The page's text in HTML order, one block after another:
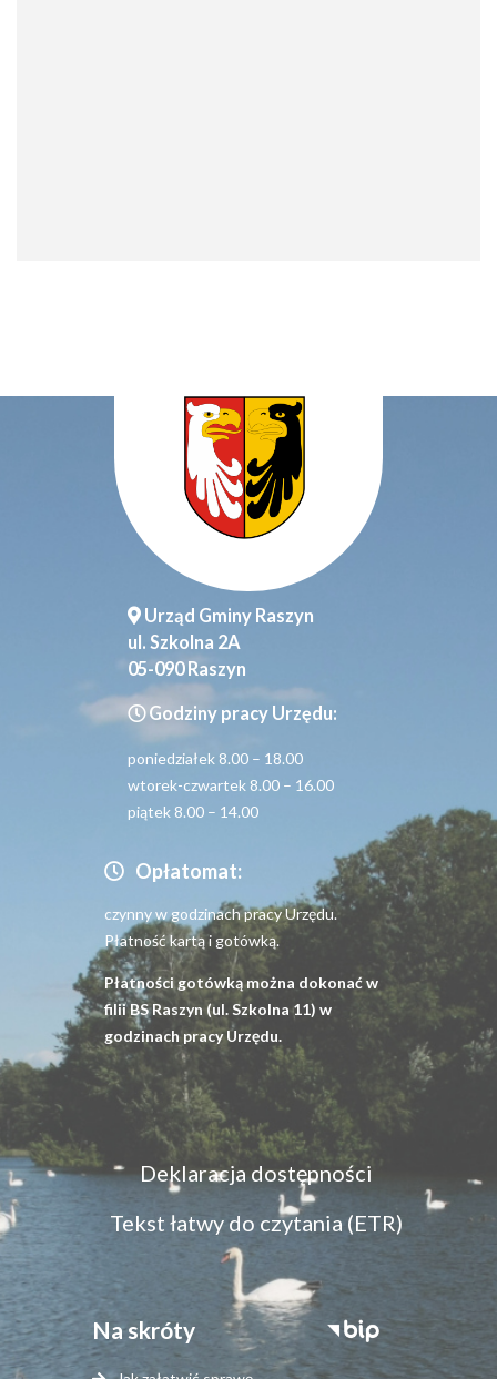
Urząd Gminy Raszyn
ul. Szkolna 2A
05-090 Raszyn
Godziny pracy Urzędu:
poniedziałek 8.00 – 18.00
wtorek-czwartek 8.00 – 16.00
piątek 8.00 – 14.00
Opłatomat:
czynny w godzinach pracy Urzędu.
Płatność kartą i gotówką.
Płatności gotówką można dokonać w
filii BS Raszyn (ul. Szkolna 11) w
godzinach pracy Urzędu.
Menu
dostępność
Deklaracja dostępności
Tekst łatwy do czytania (ETR)
Na skróty
Stopka